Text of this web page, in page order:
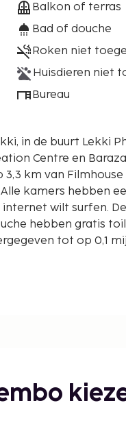
Balkon of terras
Bad of douche
Roken niet
Huisdieren niet
Bureau
in de buurt Lekki
en Barazahi. Dit hotel
km van Filmhouse
kamers hebben
wilt surfen. De
hebben gratis
tot op 0,1